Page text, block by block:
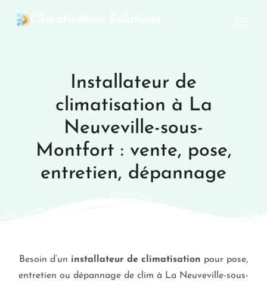
Installateur de
climatisation à La
Neuveville-sous-
Montfort : vente, pose,
entretien, dépannage
Besoin d’un installateur de climatisation pour pose,
entretien ou dépannage de clim à La Neuveville-sous-